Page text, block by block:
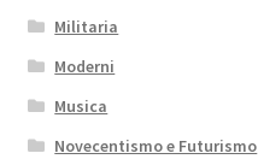
Militaria
Moderni
Musica
Novecentismo e Futurismo